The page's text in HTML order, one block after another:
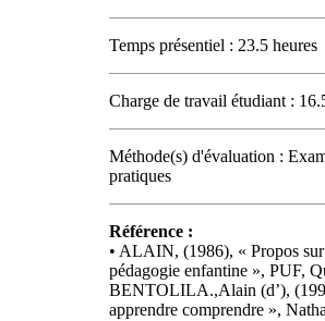
Temps présentiel : 23.5 heures
Charge de travail étudiant :
Méthode(s) d'évaluation :
pratiques
Référence :
• ALAIN, (1986), « Propos
pédagogie enfantine », PUF,
BENTOLILA.,Alain (d’),
apprendre comprendre »,